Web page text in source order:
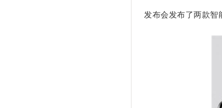
发布会发布了两款